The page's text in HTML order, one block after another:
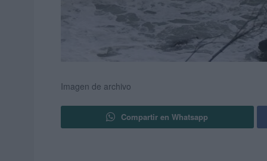
Imagen de archivo
Compartir en Whatsapp